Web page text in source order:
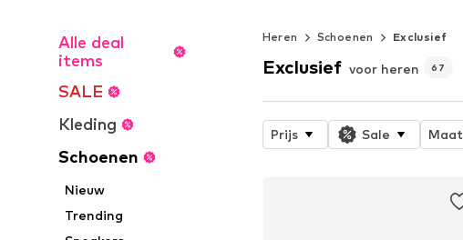
Alle deal
items
SALE
Kleding
Schoenen
Nieuw
Trending
Heren Schoenen Exclusief
Exclusief voor heren 67
Prijs Sale Maat